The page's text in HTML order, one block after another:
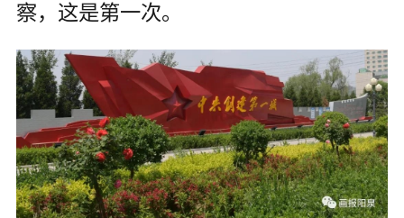
察，这是第一次。